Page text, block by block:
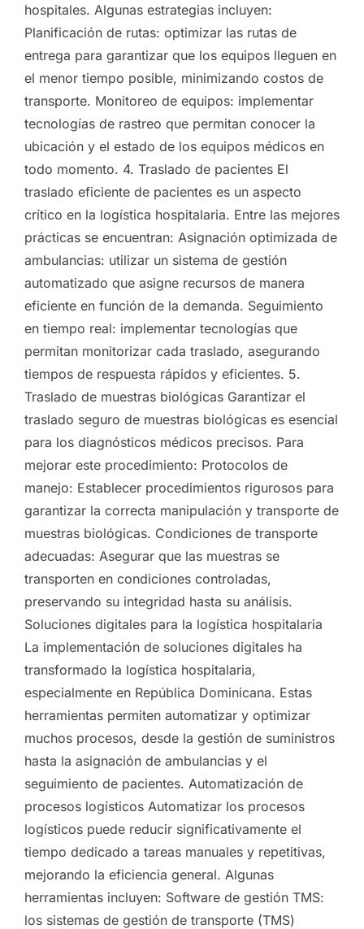
hospitales. Algunas estrategias incluyen:
Planificación de rutas: optimizar las rutas de
entrega para garantizar que los equipos lleguen en
el menor tiempo posible, minimizando costos de
transporte. Monitoreo de equipos: implementar
tecnologías de rastreo que permitan conocer la
ubicación y el estado de los equipos médicos en
todo momento. 4. Traslado de pacientes El
traslado eficiente de pacientes es un aspecto
crítico en la logística hospitalaria. Entre las mejores
prácticas se encuentran: Asignación optimizada de
ambulancias: utilizar un sistema de gestión
automatizado que asigne recursos de manera
eficiente en función de la demanda. Seguimiento
en tiempo real: implementar tecnologías que
permitan monitorizar cada traslado, asegurando
tiempos de respuesta rápidos y eficientes. 5.
Traslado de muestras biológicas Garantizar el
traslado seguro de muestras biológicas es esencial
para los diagnósticos médicos precisos. Para
mejorar este procedimiento: Protocolos de
manejo: Establecer procedimientos rigurosos para
garantizar la correcta manipulación y transporte de
muestras biológicas. Condiciones de transporte
adecuadas: Asegurar que las muestras se
transporten en condiciones controladas,
preservando su integridad hasta su análisis.
Soluciones digitales para la logística hospitalaria
La implementación de soluciones digitales ha
transformado la logística hospitalaria,
especialmente en República Dominicana. Estas
herramientas permiten automatizar y optimizar
muchos procesos, desde la gestión de suministros
hasta la asignación de ambulancias y el
seguimiento de pacientes. Automatización de
procesos logísticos Automatizar los procesos
logísticos puede reducir significativamente el
tiempo dedicado a tareas manuales y repetitivas,
mejorando la eficiencia general. Algunas
herramientas incluyen: Software de gestión TMS:
los sistemas de gestión de transporte (TMS)